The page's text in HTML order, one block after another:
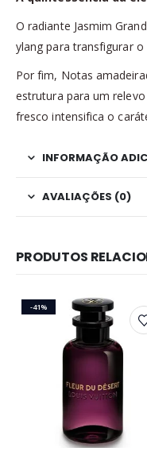
O radiante Jasmim
ylang para transfigurar
Por fim, Notas
estrutura para um
fresco intensifica o
INFORMAÇÃO
AVALIAÇÕES (0)
PRODUTOS
-41%
Este produto tem várias variantes. As opções podem ser escolhidas na página do produto